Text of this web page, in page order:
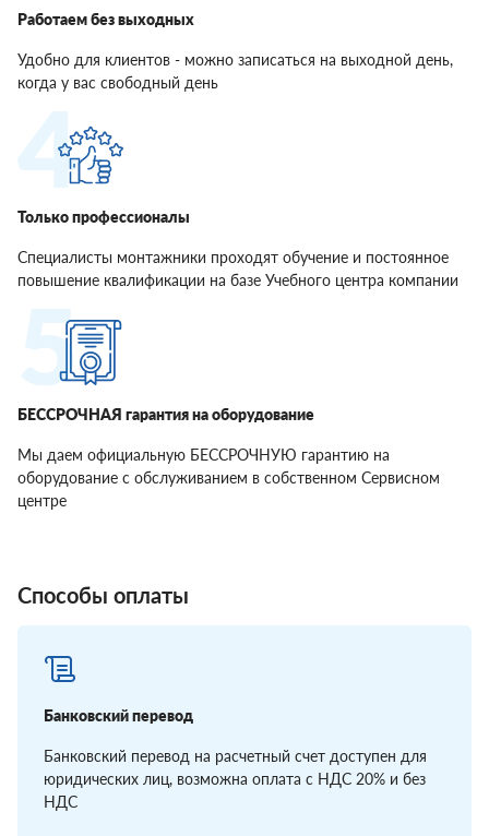
Работаем без выходных
Удобно для клиентов - можно записаться на выходной день,
когда у вас свободный день
Только профессионалы
Специалисты монтажники проходят обучение и постоянное
повышение квалификации на базе Учебного центра компании
БЕССРОЧНАЯ гарантия на оборудование
Мы даем официальную БЕССРОЧНУЮ гарантию на
оборудование с обслуживанием в собственном Сервисном
центре
Способы оплаты
Банковский перевод
Банковский перевод на расчетный счет доступен для
юридических лиц, возможна оплата с НДС 20% и без
НДС